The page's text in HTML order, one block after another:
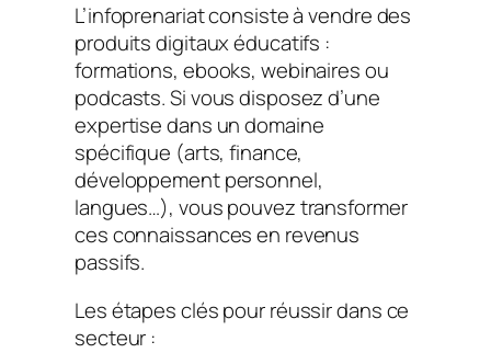
L’infoprenariat consiste à vendre des
produits digitaux éducatifs :
formations, ebooks, webinaires ou
podcasts. Si vous disposez d’une
expertise dans un domaine
spécifique (arts, finance,
développement personnel,
langues…), vous pouvez transformer
ces connaissances en revenus
passifs.
Les étapes clés pour réussir dans ce
secteur :